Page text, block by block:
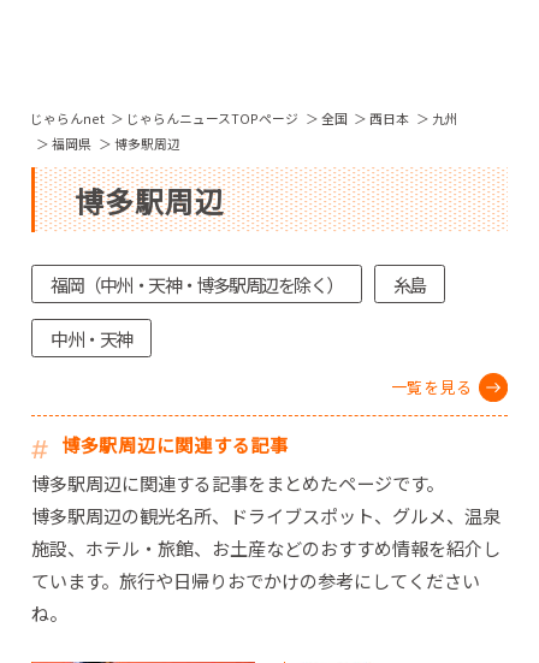
じゃらんnet じゃらんニュースTOPページ 全国 西日本
九州
福岡県
博多駅周辺
博多駅周辺
福岡（中州・天神・博多駅周辺を除く） 糸島
中州・天神
一覧を見る
博多駅周辺に関連する記事
博多駅周辺に関連する記事をまとめたページです。
博多駅周辺の観光名所、ドライブスポット、グルメ、温泉
施設、ホテル・旅館、お土産などのおすすめ情報を紹介し
ています。旅行や日帰りおでかけの参考にしてください
ね。